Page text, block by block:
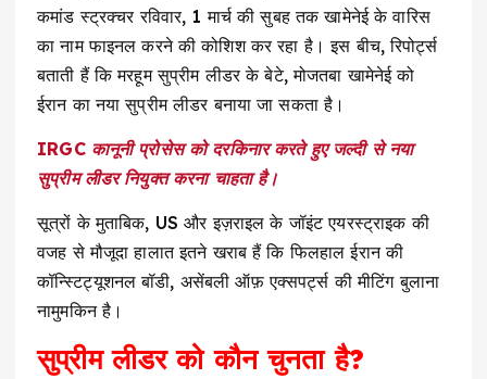
कमांड स्ट्रक्चर रविवार, 1 मार्च की सुबह तक खामेनेई के वारिस
का नाम फाइनल करने की कोशिश कर रहा है। इस बीच, रिपोर्ट्स
बताती हैं कि मरहूम सुप्रीम लीडर के बेटे, मोजतबा खामेनेई को
ईरान का नया सुप्रीम लीडर बनाया जा सकता है।
IRGC कानूनी प्रोसेस को दरकिनार करते हुए जल्दी से नया
सुप्रीम लीडर नियुक्त करना चाहता है।
सूत्रों के मुताबिक, US और इज़राइल के जॉइंट एयरस्ट्राइक की
वजह से मौजूदा हालात इतने खराब हैं कि फिलहाल ईरान की
कॉन्स्टिट्यूशनल बॉडी, असेंबली ऑफ़ एक्सपर्ट्स की मीटिंग बुलाना
नामुमकिन है।
सुप्रीम लीडर को कौन चुनता है?